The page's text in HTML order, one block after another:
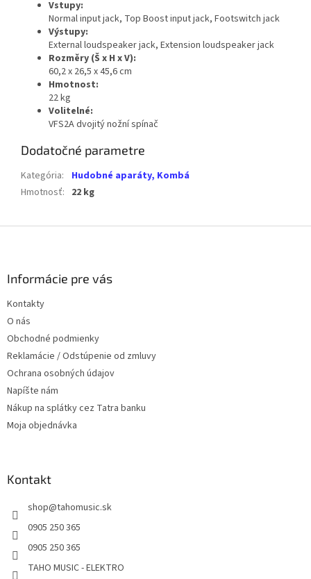
Vstupy:
Normal input jack, Top Boost input jack, Footswitch jack
Výstupy:
External loudspeaker jack, Extension loudspeaker jack
Rozměry (Š x H x V):
60,2 x 26,5 x 45,6 cm
Hmotnost:
22 kg
Volitelné:
VFS2A dvojitý nožní spínač
Dodatočné parametre
Kategória:
Hudobné aparáty, Kombá
Hmotnosť: 22 kg
Informácie pre vás
Kontakty
O nás
Obchodné podmienky
Reklamácie / Odstúpenie od zmluvy
Ochrana osobných údajov
Napíšte nám
Nákup na splátky cez Tatra banku
Moja objednávka
Kontakt
shop@tahomusic.sk
0905 250 365
0905 250 365
TAHO MUSIC - ELEKTRO